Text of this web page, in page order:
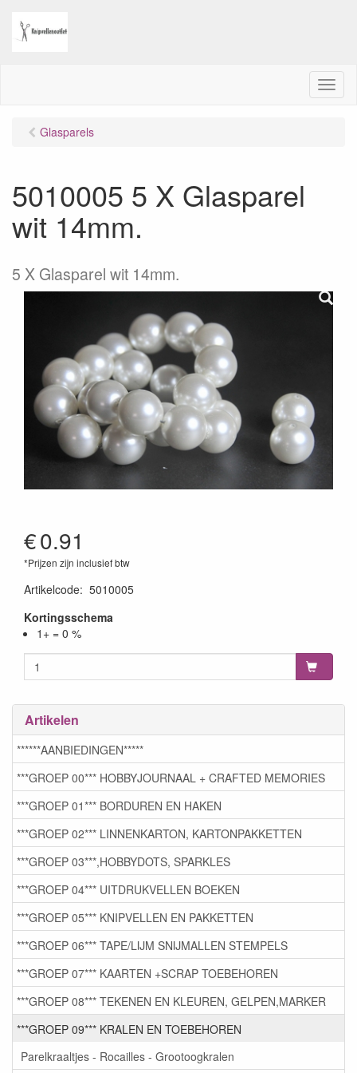
M
e
Glasparels
5010005 5 X Glasparel
wit 14mm.
5 X Glasparel wit 14mm.
€0.91
*Prijzen zijn inclusief btw
Artikelcode: 5010005
Kortingsschema
1+ = 0 %
Artikelen
******AANBIEDINGEN*****
***GROEP 00*** HOBBYJOURNAAL + CRAFTED MEMORIES
***GROEP 01*** BORDUREN EN HAKEN
***GROEP 02*** LINNENKARTON, KARTONPAKKETTEN
***GROEP 03***,HOBBYDOTS, SPARKLES
***GROEP 04*** UITDRUKVELLEN BOEKEN
***GROEP 05*** KNIPVELLEN EN PAKKETTEN
***GROEP 06*** TAPE/LIJM SNIJMALLEN STEMPELS
***GROEP 07*** KAARTEN +SCRAP TOEBEHOREN
***GROEP 08*** TEKENEN EN KLEUREN, GELPEN,MARKER
***GROEP 09*** KRALEN EN TOEBEHOREN
Parelkraaltjes - Rocailles - Grootoogkralen